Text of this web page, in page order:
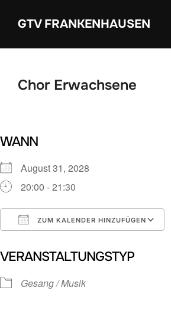
InhaltGTV FRANKENHAUSEN
Chor Erwachsene
WANN
August 31, 2028
20:00 - 21:30
ZUM KALENDER HINZUFÜGEN
VERANSTALTUNGSTYP
Gesang / Musik